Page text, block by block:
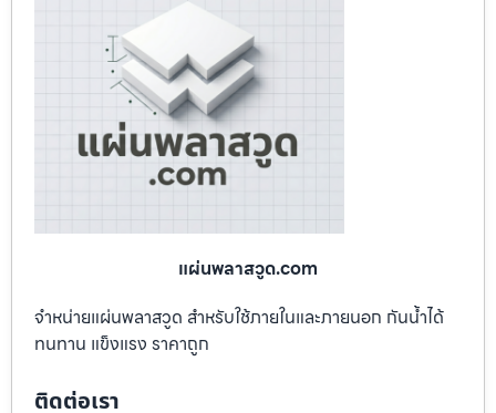
แผ่นพลาสวูด.com
จำหน่ายแผ่นพลาสวูด สำหรับใช้ภายในและภายนอก กันน้ำได้
ทนทาน แข็งแรง ราคาถูก
ติดต่อเรา